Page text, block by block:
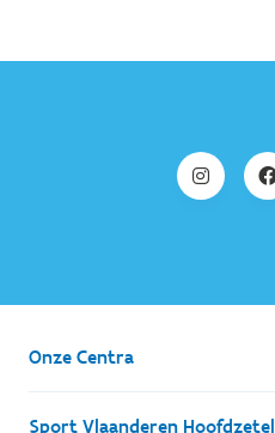
Onze Centra
Sport Vlaanderen Hoofdzetel